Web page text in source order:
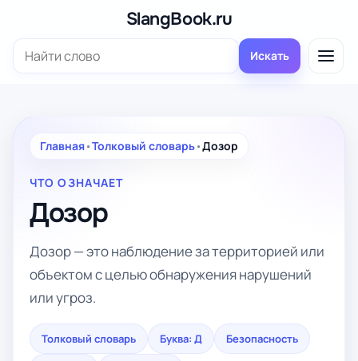
содержимому
SlangBook.ru
Поиск: Искать
Главная•Толковый словарь•Дозор
ЧТО ОЗНАЧАЕТ
Дозор
Дозор — это наблюдение за территорией или
объектом с целью обнаружения нарушений
или угроз.
Толковый словарь Буква: Д Безопасность